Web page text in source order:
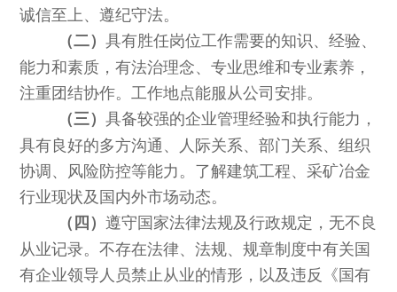
诚信至上、遵纪守法。
（二）具有胜任岗位工作需要的知识、经验、
能力和素质，有法治理念、专业思维和专业素养，
注重团结协作。工作地点能服从公司安排。
（三）具备较强的企业管理经验和执行能力，
具有良好的多方沟通、人际关系、部门关系、组织
协调、风险防控等能力。了解建筑工程、采矿冶金
行业现状及国内外市场动态。
（四）遵守国家法律法规及行政规定，无不良
从业记录。不存在法律、法规、规章制度中有关国
有企业领导人员禁止从业的情形，以及违反《国有